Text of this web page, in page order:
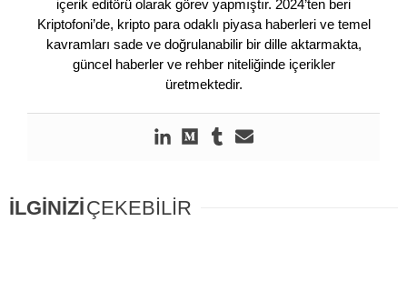
içerik editörü olarak görev yapmıştır. 2024’ten beri
Kriptofoni’de, kripto para odaklı piyasa haberleri ve temel
kavramları sade ve doğrulanabilir bir dille aktarmakta,
güncel haberler ve rehber niteliğinde içerikler
üretmektedir.
İLGİNİZİÇEKEBİLİR